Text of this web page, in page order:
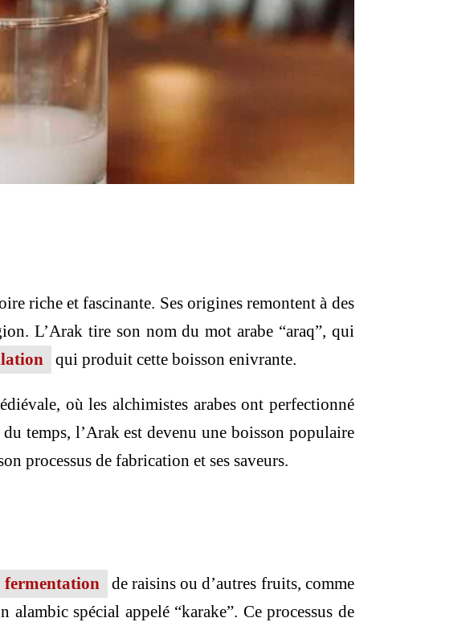
riche et fascinante. Ses origines remontent à des
L’Arak tire son nom du mot arabe “araq”, qui
qui produit cette boisson enivrante.
où les alchimistes arabes ont perfectionné
temps, l’Arak est devenu une boisson populaire
processus de fabrication et ses saveurs.
fermentation
de raisins ou d’autres fruits, comme
alambic spécial appelé “karake”. Ce processus de